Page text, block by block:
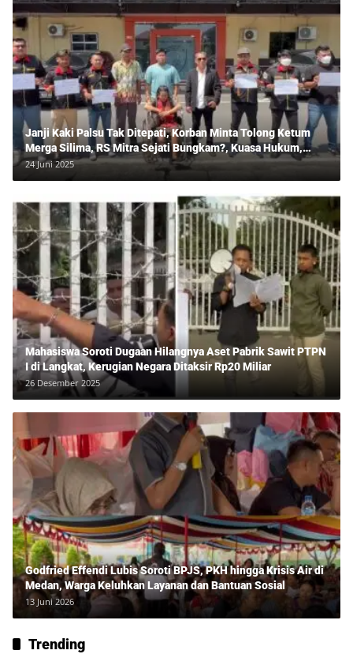
Janji Kaki Palsu Tak Ditepati, Korban Minta Tolong Ketum
Merga Silima, RS Mitra Sejati Bungkam?, Kuasa Hukum,
Hans Silalahi Dampingi Julita Cari Keadilan
24 Juni 2025
Mahasiswa Soroti Dugaan Hilangnya Aset Pabrik Sawit PTPN
I di Langkat, Kerugian Negara Ditaksir Rp20 Miliar
26 Desember 2025
Godfried Effendi Lubis Soroti BPJS, PKH hingga Krisis Air di
Medan, Warga Keluhkan Layanan dan Bantuan Sosial
13 Juni 2026
Trending